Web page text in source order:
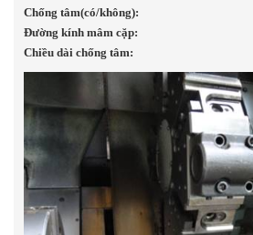
Chống tâm(có/không):
Đường kính mâm cặp:
Chiều dài chống tâm: